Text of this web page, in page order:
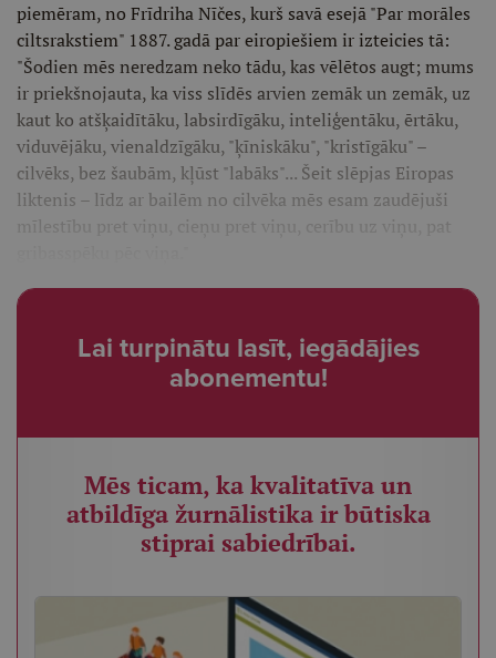
piemēram, no Frīdriha Nīčes, kurš savā esejā "Par morāles
ciltsrakstiem" 1887. gadā par eiropiešiem ir izteicies tā:
"Šodien mēs neredzam neko tādu, kas vēlētos augt; mums
ir priekšnojauta, ka viss slīdēs arvien zemāk un zemāk, uz
kaut ko atšķaidītāku, labsirdīgāku, inteliģentāku, ērtāku,
viduvējāku, vienaldzīgāku, "ķīniskāku", "kristīgāku" –
cilvēks, bez šaubām, kļūst "labāks"... Šeit slēpjas Eiropas
liktenis – līdz ar bailēm no cilvēka mēs esam zaudējuši
mīlestību pret viņu, cieņu pret viņu, cerību uz viņu, pat
Lai turpinātu lasīt, iegādājies
abonementu!
Mēs ticam, ka kvalitatīva un
atbildīga žurnālistika ir būtiska
stiprai sabiedrībai.